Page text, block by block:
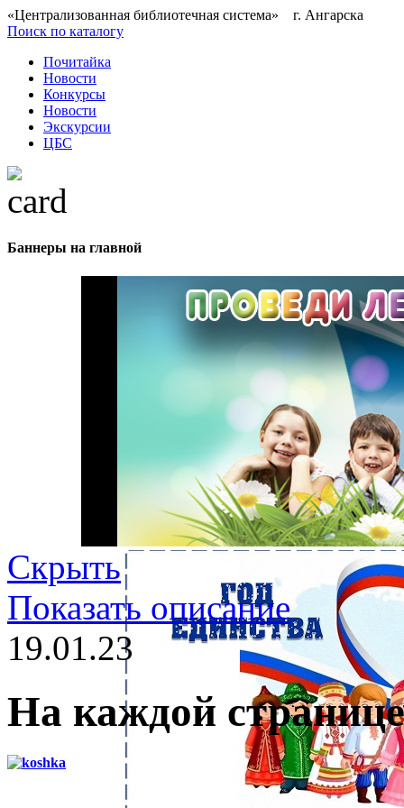
«Централизованная библиотечная система» г. Ангарска
Поиск по каталогу
Почитайка
Новости
Конкурсы
Новости
Экскурсии
ЦБС
Баннеры на главной
Скрыть
Показать описание
19.01.23
На каждой